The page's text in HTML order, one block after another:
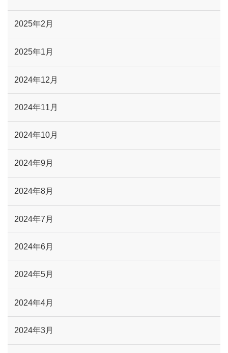
2025年2月
2025年1月
2024年12月
2024年11月
2024年10月
2024年9月
2024年8月
2024年7月
2024年6月
2024年5月
2024年4月
2024年3月